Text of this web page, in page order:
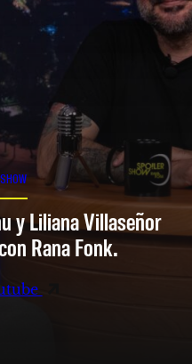
y Liliana Villaseñor
Rana Fonk.